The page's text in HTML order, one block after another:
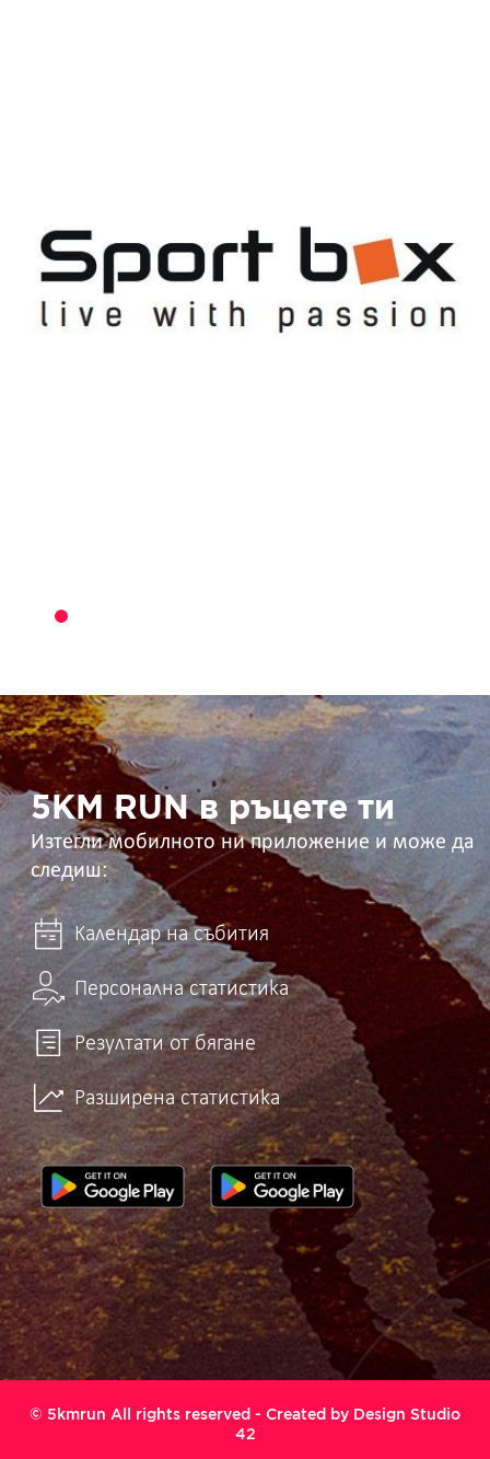
5KM
RUN
в
ръцете
ти 5KM RUN в ръцете ти
Изтегли мобилното ни приложение и може да
следиш:
Календар на събития
Персонална статистика
Резултати от бягане
Разширена статистика
© 5kmrun All rights reserved - Created by Design Studio
42